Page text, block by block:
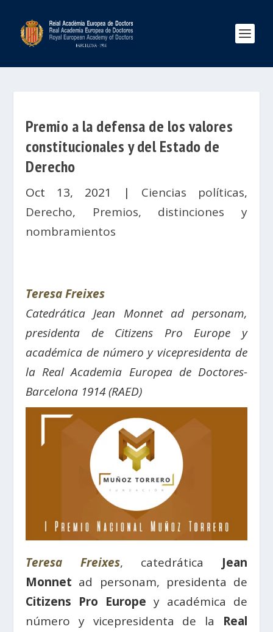
Premio a la defensa de los valores
constitucionales y del Estado de
Derecho
Oct 13, 2021 | Ciencias políticas,
Derecho, Premios, distinciones y
nombramientos
Teresa Freixes
Catedrática Jean Monnet ad personam,
presidenta de Citizens Pro Europe y
académica de número y vicepresidenta de
la Real Academia Europea de Doctores-
Barcelona 1914 (RAED)
Teresa Freixes, catedrática Jean
Monnet ad personam, presidenta de
Citizens Pro Europe y académica de
número y vicepresidenta de la Real